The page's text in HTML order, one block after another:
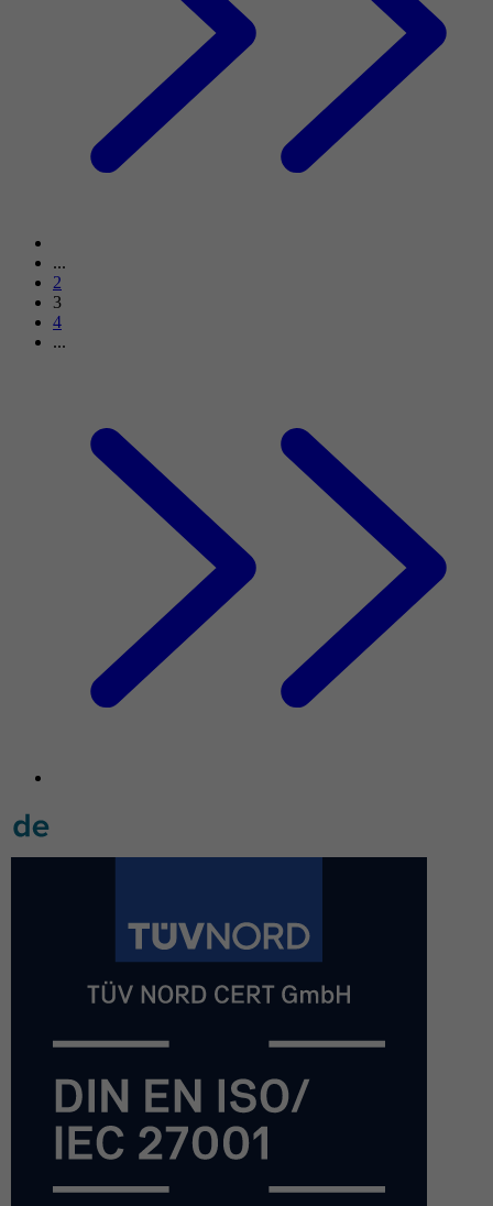
...
2
3
4
...